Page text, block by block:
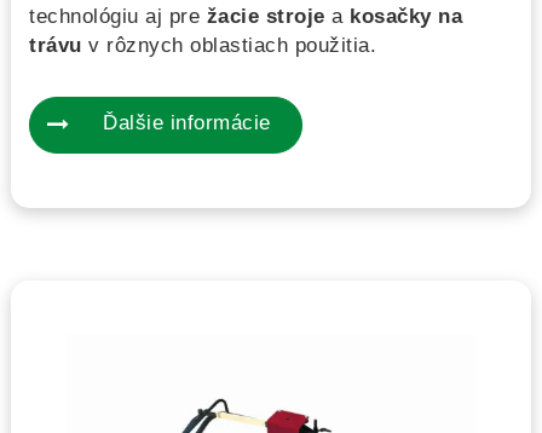
technológiu aj pre žacie stroje a kosačky na
trávu v rôznych oblastiach použitia.
Ďalšie informácie